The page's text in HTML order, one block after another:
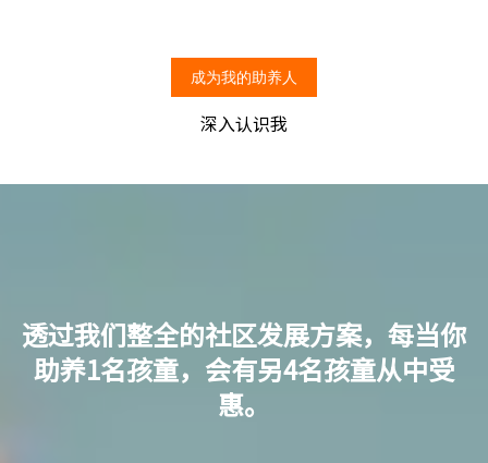
成为我的助养人
深入认识我
透过我们整全的社区发展方案，每当你
助养1名孩童，会有另4名孩童从中受
惠。